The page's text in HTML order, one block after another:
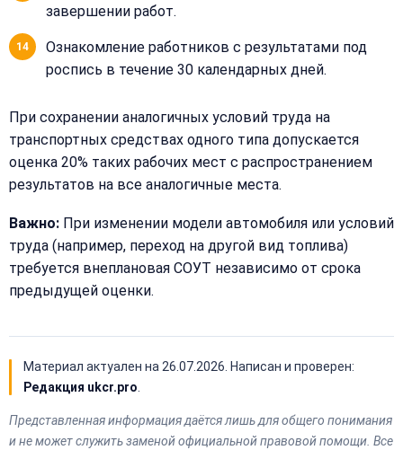
завершении работ.
Ознакомление работников с результатами под
роспись в течение 30 календарных дней.
При сохранении аналогичных условий труда на
транспортных средствах одного типа допускается
оценка 20% таких рабочих мест с распространением
результатов на все аналогичные места.
Важно: При изменении модели автомобиля или условий
труда (например, переход на другой вид топлива)
требуется внеплановая СОУТ независимо от срока
предыдущей оценки.
Материал актуален на 26.07.2026 . Написан и проверен:
Редакция ukcr.pro
Представленная информация даётся лишь для общего понимания
и не может служить заменой официальной правовой помощи. Все